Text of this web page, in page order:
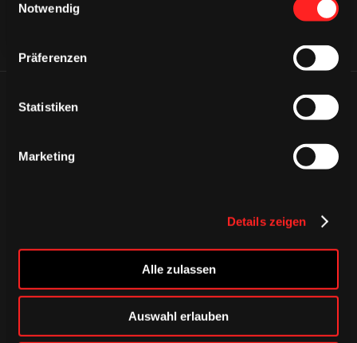
Notwendig
Präferenzen
Statistiken
Marketing
Details zeigen
Alle zulassen
Auswahl erlauben
ÄHNLICHE NEWS